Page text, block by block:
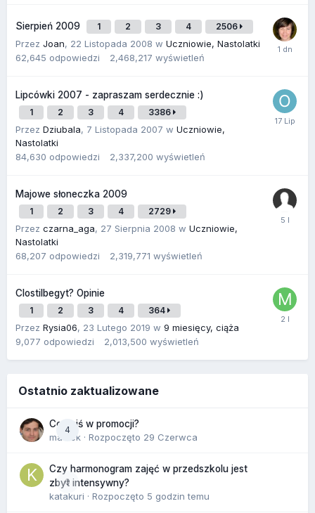
Sierpień 2009 1 2 3 4 2506
Przez Joan, 22 Listopada 2008 w Uczniowie, Nastolatki
62,645 odpowiedzi 2,468,217 wyświetleń
Lipcówki 2007 - zapraszam serdecznie :)
1 2 3 4 3386
Przez Dziubala, 7 Listopada 2007 w Uczniowie,
Nastolatki
84,630 odpowiedzi 2,337,200 wyświetleń
Majowe słoneczka 2009
1 2 3 4 2729
Przez czarna_aga, 27 Sierpnia 2008 w Uczniowie,
Nastolatki
68,207 odpowiedzi 2,319,771 wyświetleń
Clostilbegyt? Opinie
1 2 3 4 364
Przez Rysia06, 23 Lutego 2019 w 9 miesięcy, ciąża
9,077 odpowiedzi 2,013,500 wyświetleń
Ostatnio zaktualizowane
4
Co dziś w promocji?
maciek · Rozpoczęto 29 Czerwca
0
Czy harmonogram zajęć w przedszkolu jest
zbyt intensywny?
katakuri · Rozpoczęto 5 godzin temu